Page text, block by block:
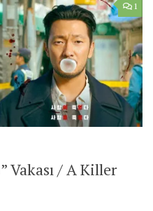
1
Vakası / A Killer